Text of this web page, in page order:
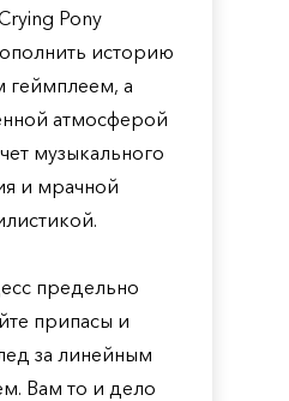
Pony
историю
геймплеем, а
атмосферой
музыкального
и мрачной
предельно
припасы и
за линейным
Вам то и дело